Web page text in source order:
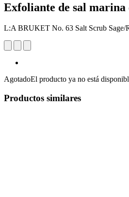
Exfoliante de sal
L:A BRUKET No. 63 Salt Scrub Sage/
AgotadoEl producto ya no está
Productos similares